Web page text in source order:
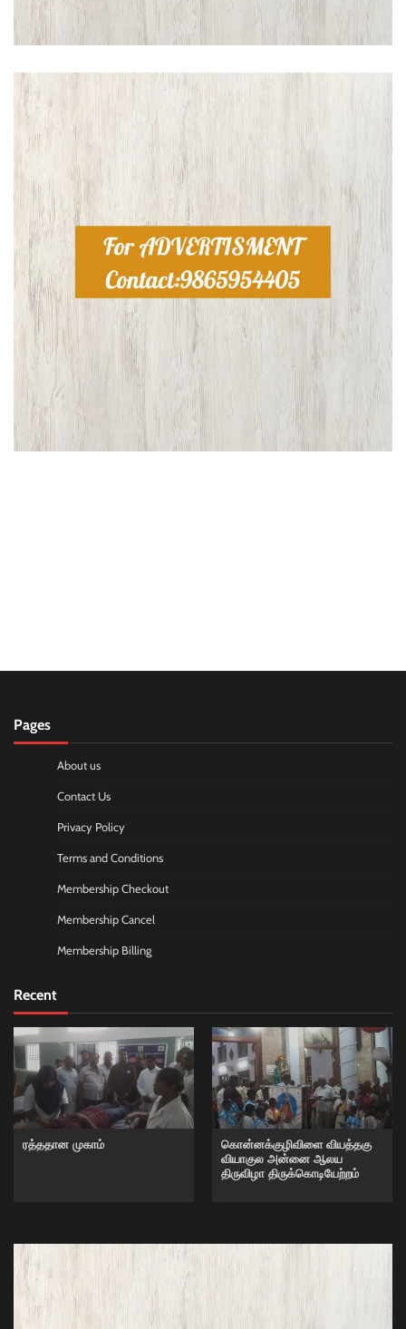
Pages
About us
Contact Us
Privacy Policy
Terms and Conditions
Membership Checkout
Membership Cancel
Membership Billing
Recent
ரத்ததான முகாம்
கொன்னக்குழிவிளை வியத்தகு
வியாகுல அன்னை ஆலய
திருவிழா திருக்கொடியேற்றம்